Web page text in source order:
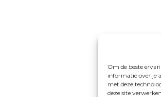
Om de beste
informatie over je
met deze
deze site